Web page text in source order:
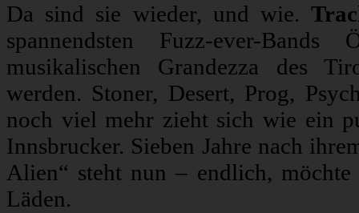
Da sind sie wieder, und wie.
spannendsten Fuzz-ever-
musikalischen Grandezza des
werden. Stoner, Desert, Prog,
noch viel mehr zieht sich wie ein
Innsbrucker. Sieben Jahre nach
Alien“ steht nun – endlich,
Läden.